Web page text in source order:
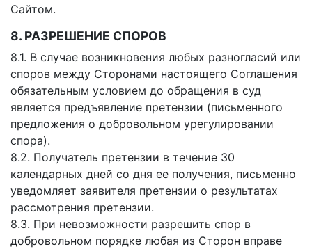
Сайтом.
8. РАЗРЕШЕНИЕ СПОРОВ
8.1. В случае возникновения любых разногласий или
споров между Сторонами настоящего Соглашения
обязательным условием до обращения в суд
является предъявление претензии (письменного
предложения о добровольном урегулировании
спора).
8.2. Получатель претензии в течение 30
календарных дней со дня ее получения, письменно
уведомляет заявителя претензии о результатах
рассмотрения претензии.
8.3. При невозможности разрешить спор в
добровольном порядке любая из Сторон вправе